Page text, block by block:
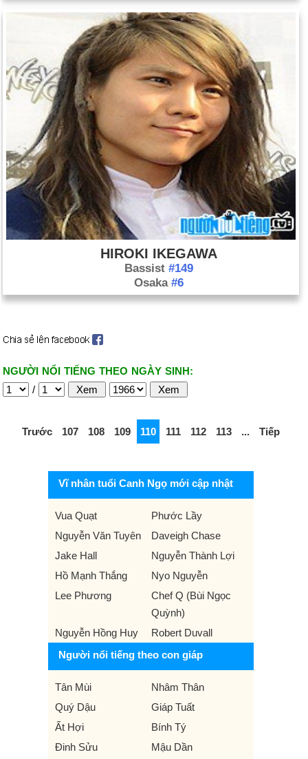
HIROKI IKEGAWA
Bassist #149
Osaka #6
NGƯỜI NỔI TIẾNG THEO NGÀY SINH:
/
Trước 107 108 109 110 111 112 113 ... Tiếp
Vĩ nhân tuổi Canh Ngọ mới cập nhật
Vua Quạt
Phước Lầy
Nguyễn Văn Tuyên
Daveigh Chase
Jake Hall
Nguyễn Thành Lợi
Hồ Mạnh Thắng
Nyo Nguyễn
Lee Phương
Chef Q (Bùi Ngọc
Quỳnh)
Nguyễn Hồng Huy
Robert Duvall
Người nổi tiếng theo con giáp
Tân Mùi
Nhâm Thân
Quý Dậu
Giáp Tuất
Ất Hợi
Bính Tý
Đinh Sửu
Mậu Dần